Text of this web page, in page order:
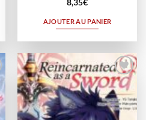
8,35€
AJOUTER AU PANIER
Ajouter
à la
wishlist